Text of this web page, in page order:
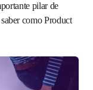
pilar de
como Product